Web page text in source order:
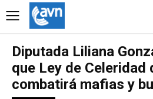
Diputada Liliana
que Ley de Celeridad
combatirá mafias y